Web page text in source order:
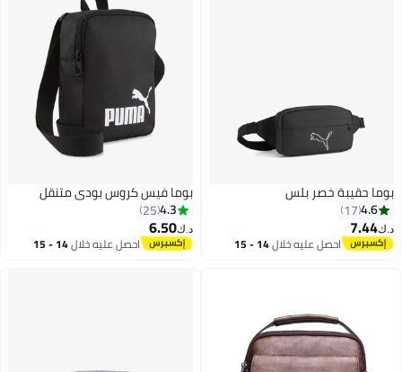
بوما حقيبة خصر بلس
4.6
17
د.ك‏7.44
احصل عليه خلال 14 - 15
2
بوما فيس كروس بودي متنقل
4.3
25
د.ك‏6.50
احصل عليه خلال 14 - 15